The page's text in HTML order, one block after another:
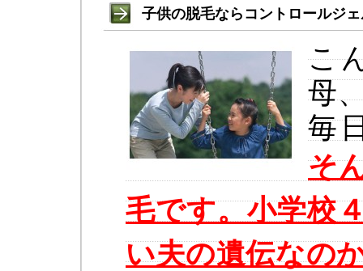
子供の脱毛ならコントロールジ
こ
母
毎
そ
毛です。小学校
い夫の遺伝なの